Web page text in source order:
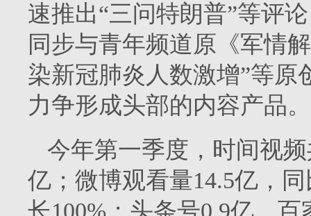
速推出“三问特朗普”等评
同步与青年频道原《军情
染新冠肺炎人数激增”等原
力争形成头部的内容产品。
今年第一季度，时间视
亿；微博观看量14.5亿，